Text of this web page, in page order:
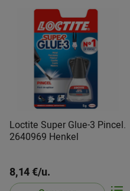
Loctite Super Glue-3 Pincel.
2640969 Henkel
8,14 €/u.